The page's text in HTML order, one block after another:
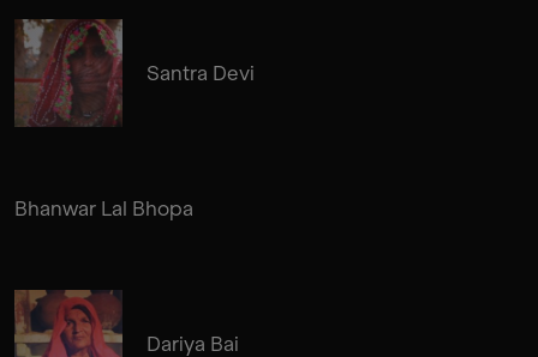
Santra Devi
Bhanwar Lal Bhopa
Dariya Bai